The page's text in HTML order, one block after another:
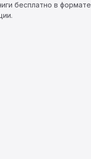
бесплатно в формате